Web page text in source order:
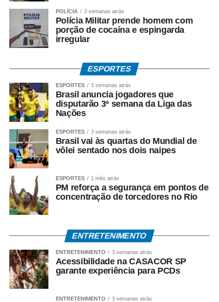
POLÍCIA 3 semanas atrás
Polícia Militar prende homem com
porção de cocaína e espingarda
irregular
ESPORTES
ESPORTES 3 semanas atrás
Brasil anuncia jogadores que
disputarão 3ª semana da Liga das
Nações
ESPORTES 3 semanas atrás
Brasil vai às quartas do Mundial de
vôlei sentado nos dois naipes
ESPORTES 1 mês atrás
PM reforça a segurança em pontos de
concentração de torcedores no Rio
ENTRETENIMENTO
ENTRETENIMENTO 3 semanas atrás
Acessibilidade na CASACOR SP
garante experiência para PCDs
ENTRETENIMENTO 3 semanas atrás